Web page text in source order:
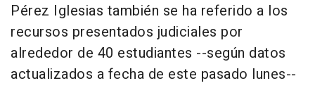
Pérez Iglesias también se ha referido a los
recursos presentados judiciales por
alrededor de 40 estudiantes --según datos
actualizados a fecha de este pasado lunes--